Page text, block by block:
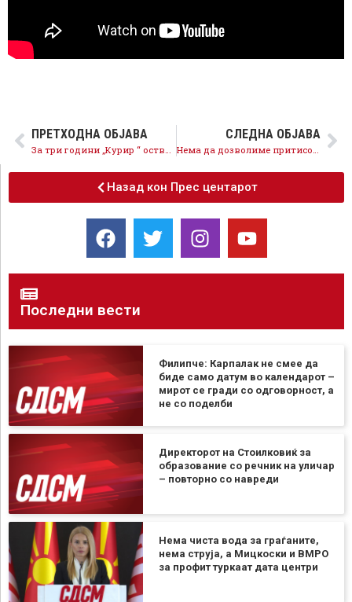
ПРЕТХОДНА ОБЈАВА
За три години „Курир “ остварил приходи од над 1,3 милиони евра
СЛЕДНА ОБЈАВА
Нема да дозволиме притисоци и закани за земјоделците, ќе следува одговорност
Назад кон Прес центарот
Последни вести
Филипче: Карпалак не смее да
биде само датум во календарот –
мирот се гради со одговорност, а
не со поделби
Директорот на Стоилковиќ за
образование со речник на уличар
– повторно со навреди
Нема чиста вода за граѓаните,
нема струја, а Мицкоски и ВМРО
за профит туркаат дата центри